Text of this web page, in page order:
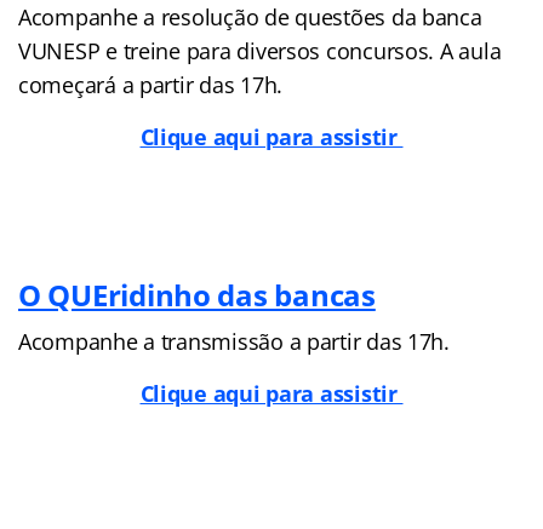
Acompanhe a resolução de questões da banca
VUNESP e treine para diversos concursos. A aula
começará a partir das 17h.
Clique aqui para assistir
O QUEridinho das bancas
Acompanhe a transmissão a partir das 17h.
Clique aqui para assistir